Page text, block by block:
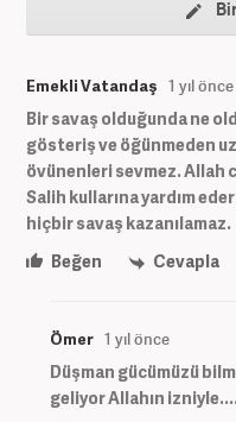
Emekli Vatandaş 1 yıl önce
Bir savaş olduğunda ne
gösteriş ve öğünmeden
övünenleri sevmez. Allah
Salih kullarına yardım
hiçbir savaş kazanılamaz.
Beğen
Cevapla
Ömer 1 yıl önce
Düşman gücümüzü
geliyor Allahın izniyle....